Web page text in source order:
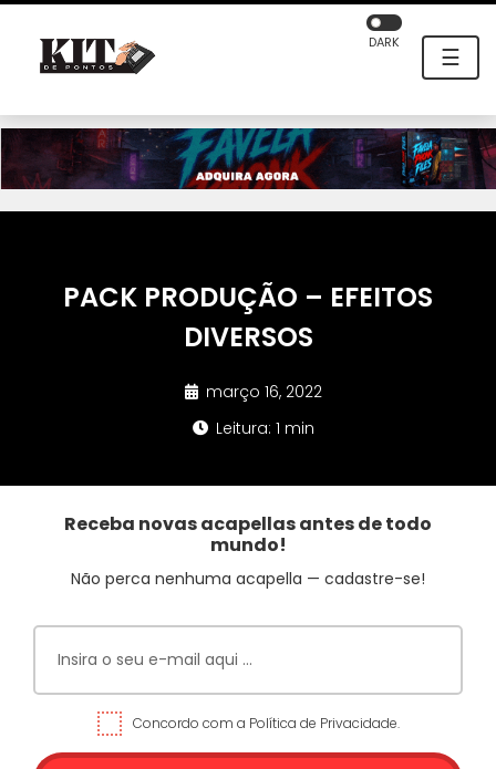
☰
DARK
PACK PRODUÇÃO – EFEITOS
DIVERSOS
março 16, 2022
Leitura: 1 min
Receba novas acapellas antes de todo
mundo!
Não perca nenhuma acapella — cadastre-se!
Concordo com a Política de Privacidade.